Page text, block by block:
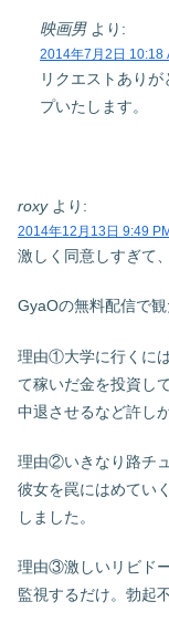
映画男 より:
2014年7月2日 10:18
リクエストあり
プいたします。
roxy より:
2014年12月13日 9:49 PM
激しく同意しすぎて
GyaOの無料配信で
理由①大学に行くに
て稼いだ金を投資し
中退させるなど許し
理由②いきなり路チ
彼女を罠にはめてい
しました。
理由③激しいリビド
監視するだけ。勃起